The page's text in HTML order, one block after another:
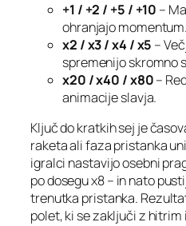
+1 / +2 / +5 / +10 –
ohranjajo momentum.
x2 / x3 / x4 / x5 –
spremenijo skromno
x20 / x40 / x80–
animacije slavja.
Ključ do kratkih sej je
raketa ali faza pristanka
igralci nastavijo osebni
po dosegu x8 – in nato
trenutka pristanka.
polet, ki se zaključi z